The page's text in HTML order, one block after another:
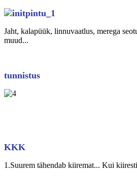
Jaht, kalapüük, linnuvaatlus, merega
muud...
tunnistus
KKK
1.Suurem tähendab kiiremat... Kui